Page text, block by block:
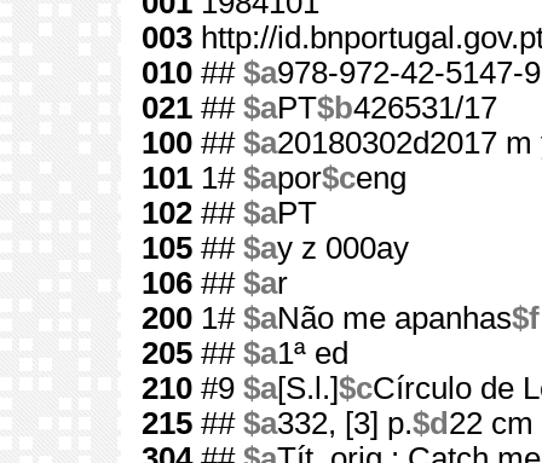
003 http://
010 ## $a978-972-42-5147-9
021 ## $aPT$b426531/17
100 ## $a20180302d2017
101 1# $apor$ceng
102 ## $aPT
105 ## $ay z 000ay
106 ## $ar
200 1# $aNão me apanhas$f
205 ## $a1ª ed
210 #9 $a[S.l.]$cCírculo de
215 ## $a332, [3] p.$d 22 cm